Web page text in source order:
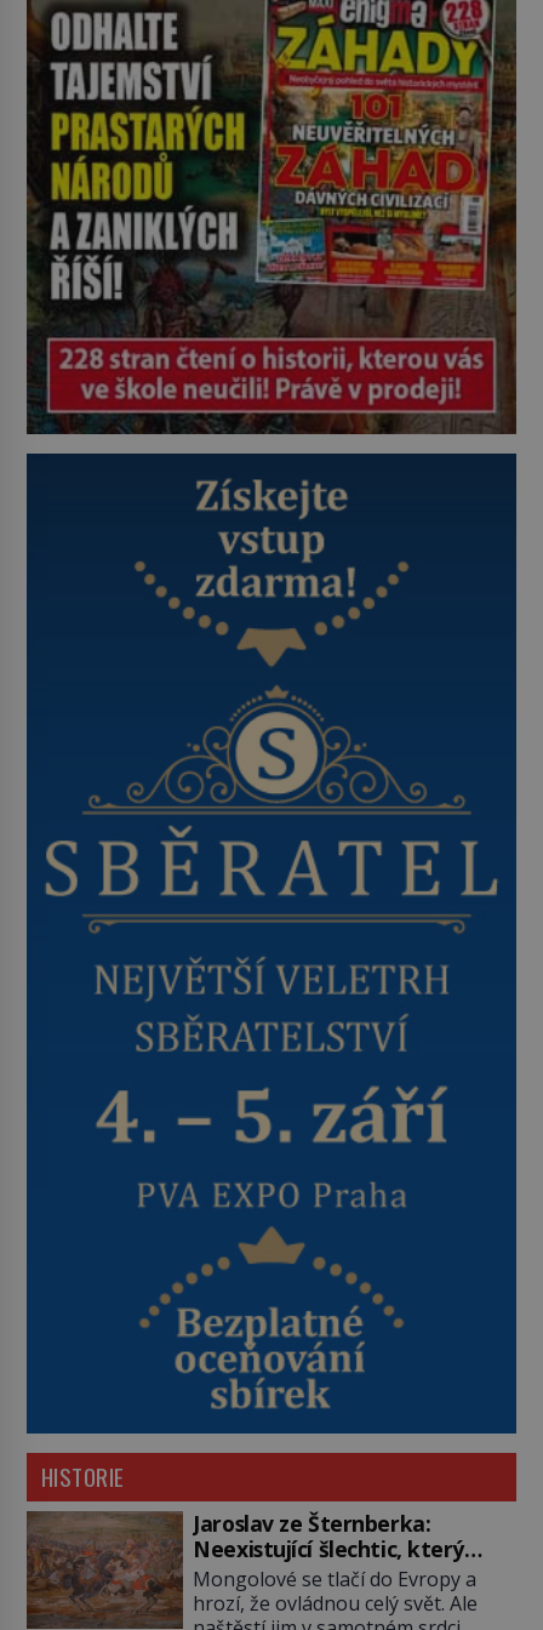
rozbít tuto obecně přijímanou
pravdu na padrť a prohlásit, že to
byl jen životem unavený a drogou
ovládaný muž? Marcus Aurelius byl
zastáncem stoicismu, učení, […]
HISTORIE
Jaroslav ze Šternberka:
Neexistující šlechtic, který
z Moravy vyžene Mongoly
Mongolové se tlačí do Evropy a
hrozí, že ovládnou celý svět. Ale